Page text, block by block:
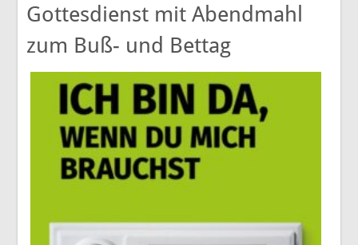
Gottesdienst mit Abendmahl
zum Buß- und Bettag